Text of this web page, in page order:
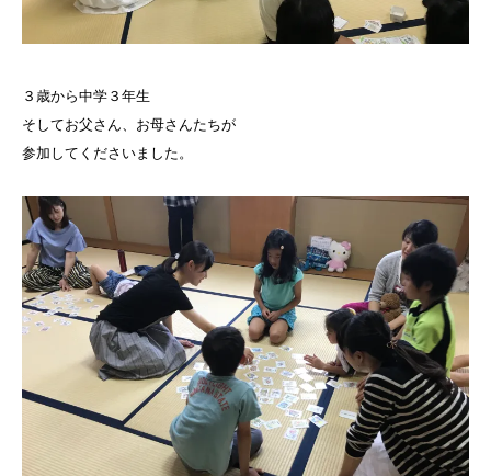
３歳から中学３年生
そしてお父さん、お母さんたちが
参加してくださいました。